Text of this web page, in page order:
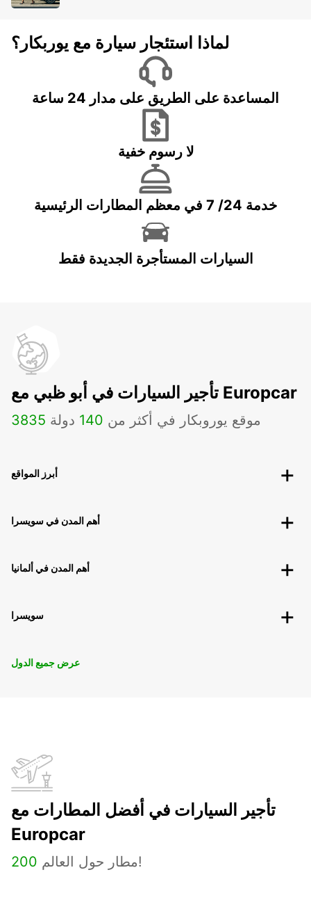
لماذا استئجار سيارة مع يوربكار؟
المساعدة على الطريق على مدار 24 ساعة
لا رسوم خفية
خدمة 24/ 7 في معظم المطارات الرئيسية
السيارات المستأجرة الجديدة فقط
تأجير السيارات في أبو ظبي مع Europcar
3835 موقع يوروبكار في أكثر من 140 دولة
أبرز المواقع
أهم المدن في سويسرا
أهم المدن في ألمانيا
سويسرا
عرض جميع الدول
تأجير السيارات في أفضل المطارات مع
Europcar
200 مطار حول العالم!